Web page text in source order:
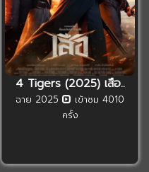
4 Tigers (2025) เสือ..
ฉาย 2025
เข้าชม 4010
ครั้ง